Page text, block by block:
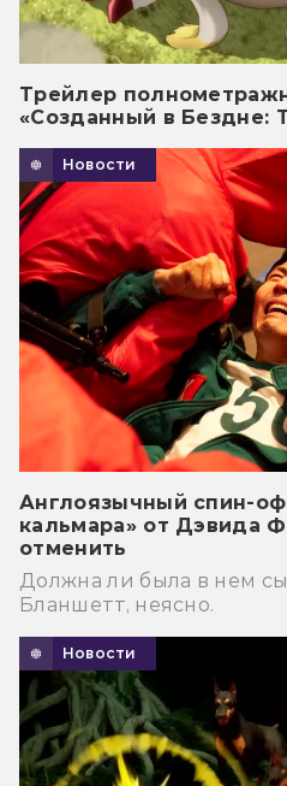
Трейлер
«Созданный в Бездне:
Новости
Англоязычный спин-
кальмара» от Дэвида
отменить
Должна ли была в нем
Бланшетт, неясно.
Новости